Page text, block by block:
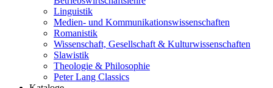
Linguistik
Medien- und Kommunikationswissenschaften
Romanistik
Wissenschaft, Gesellschaft & Kulturwissenschaften
Slawistik
Theologie & Philosophie
Peter Lang Classics